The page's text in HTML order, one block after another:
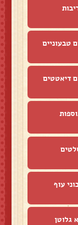
טבעוניים
דיאטטים
עוף
גלוטן